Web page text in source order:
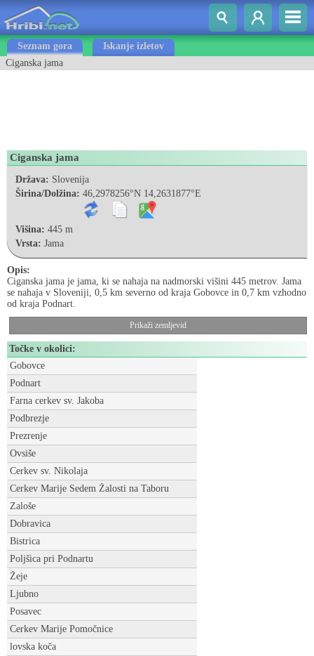
Seznam gora
Iskanje izletov
Ciganska jama
Ciganska jama
Država: Slovenija
Širina/Dolžina: 46,2978256°N 14,2631877°E
Višina: 445 m
Vrsta: Jama
Opis:
Ciganska jama je jama, ki se nahaja na nadmorski višini 445 metrov. Jama
se nahaja v Sloveniji, 0,5 km severno od kraja Gobovce in 0,7 km vzhodno
od kraja Podnart.
Prikaži zemljevid
Točke v okolici:
Gobovce
Podnart
Farna cerkev sv. Jakoba
Podbrezje
Prezrenje
Ovsiše
Cerkev sv. Nikolaja
Cerkev Marije Sedem Žalosti na Taboru
Zaloše
Dobravica
Bistrica
Poljšica pri Podnartu
Žeje
Ljubno
Posavec
Cerkev Marije Pomočnice
lovska koča